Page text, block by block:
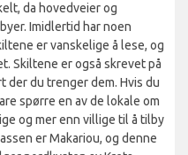
da hovedveier og
Imidlertid har noen
er vanskelige å lese, og
Skiltene er også skrevet på
der du trenger dem. Hvis du
spørre en av de lokale om
og mer enn villige til å tilby
er Makariou, og denne